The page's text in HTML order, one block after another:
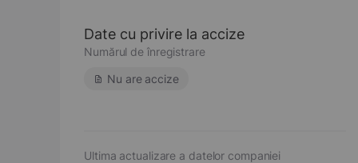
Date cu privire la accize
Numărul de înregistrare
Nu are accize
Ultima actualizare a datelor companiei